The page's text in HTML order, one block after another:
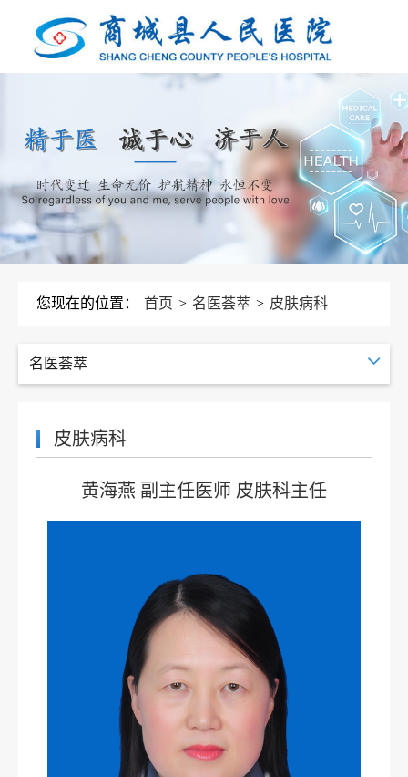
您现在的位置： 首页 > 名医荟萃 > 皮肤病科
名医荟萃
皮肤病科
黄海燕 副主任医师 皮肤科主任